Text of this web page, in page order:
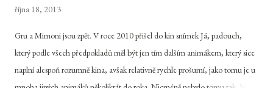
října 18, 2013
Gru a Mimoni jsou zpět. V roce 2010 přišel do kin snímek Já, padouch,
který podle všech předpokladů měl být jen tím dalším animákem, který sice
naplní alespoň rozumně kina, avšak relativně rychle prošumí, jako tomu je u